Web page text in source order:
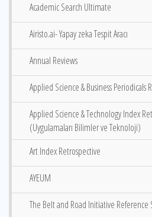
Academic Search Ultimate
Airisto.ai- Yapay zeka Tespit Aracı
Annual Reviews
Applied Science & Business
Applied Science & Technology Index
(Uygulamaları Bilimler ve Teknoloji)
Art Index Retrospective
AYEUM
The Belt and Road Initiative Reference